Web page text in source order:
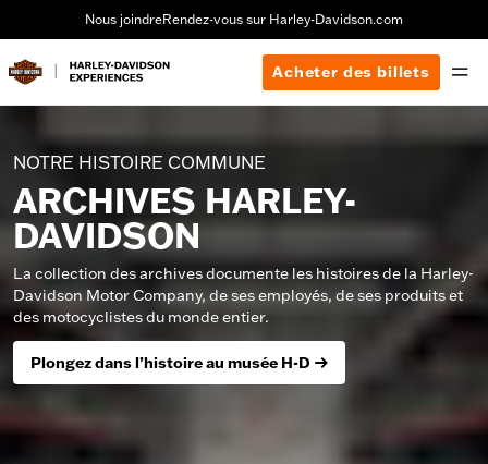
Nous joindreRendez-vous sur Harley-Davidson.com
Acheter des billets
NOTRE HISTOIRE COMMUNE
ARCHIVES HARLEY-
DAVIDSON
La collection des archives documente les histoires de la Harley-
Davidson Motor Company, de ses employés, de ses produits et
des motocyclistes du monde entier.
Plongez dans l’histoire au musée H-D